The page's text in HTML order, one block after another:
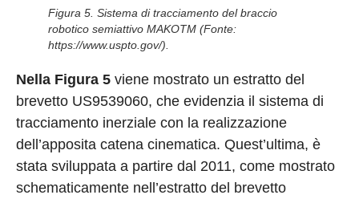
Figura 5. Sistema di tracciamento del braccio
robotico semiattivo MAKOTM (Fonte:
https://www.uspto.gov/).
Nella Figura 5 viene mostrato un estratto del
brevetto US9539060, che evidenzia il sistema di
tracciamento inerziale con la realizzazione
dell’apposita catena cinematica. Quest’ultima, è
stata sviluppata a partire dal 2011, come mostrato
schematicamente nell’estratto del brevetto